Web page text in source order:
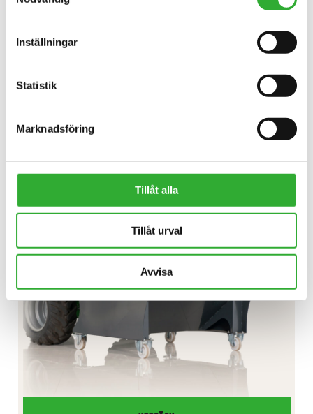
Inställningar
Statistik
Marknadsföring
Tillåt alla
Tillåt urval
Avvisa
AVFALLSBEHÅLLARE